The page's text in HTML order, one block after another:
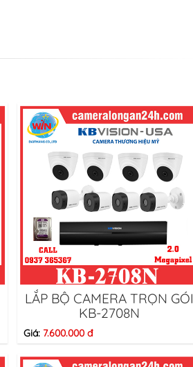
LẮP BỘ CAMERA TRỌN GÓI
KB-2708N
Giá: 7.600.000 đ